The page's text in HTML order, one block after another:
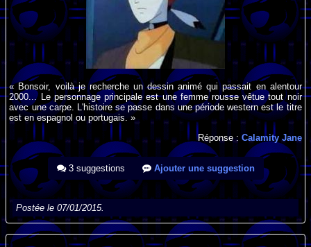
« Bonsoir, voilà je recherche un dessin animé qui passait en alentour
2000... Le personnage principale est une femme rousse vêtue tout noir
avec une carpe. L'histoire se passe dans une période western est le titre
est en espagnol ou portugais. »
Réponse : Calamity Jane
3 suggestions Ajouter une suggestion
Postée le 07/01/2015.